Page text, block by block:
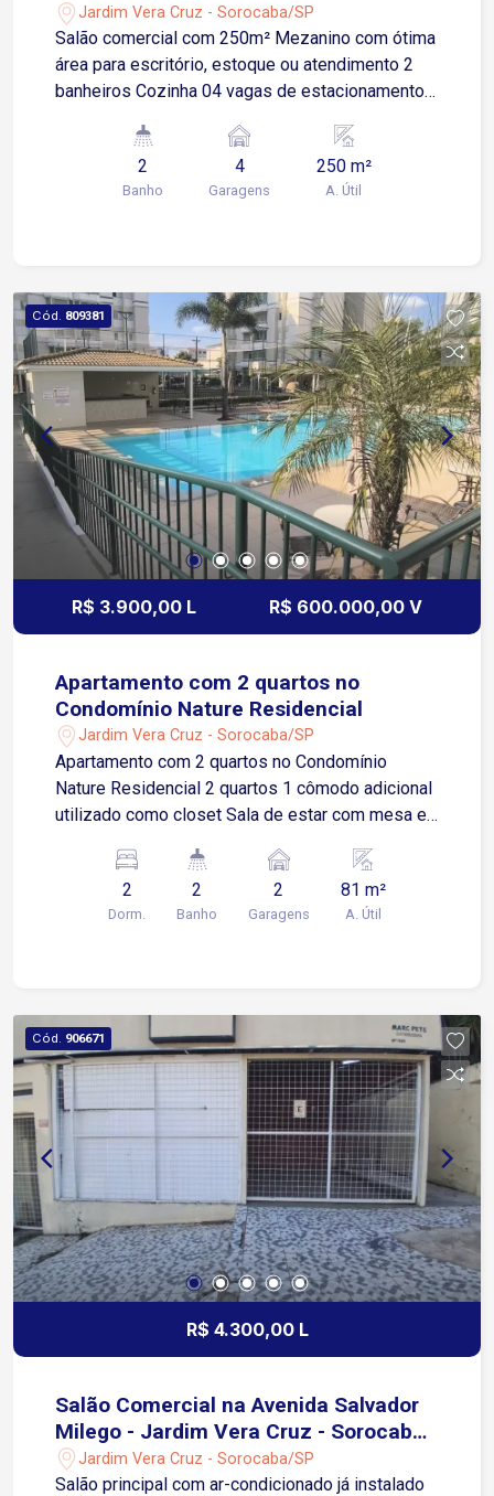
Jardim Vera Cruz - Sorocaba/SP
Salão comercial com 250m² Mezanino com ótima
área para escritório, estoque ou atendimento 2
banheiros Cozinha 04 vagas de estacionamento
visibilidade para exposição da marca Localização
privilegiada na Avenida Doutor Armando
Pannunzio A menos de 200 metros das Avenidas
Avenida Doutor Afonso Vergueiro Ideal para lojas,
escritórios, clínicas, academias, assistência
técnica, showroom, distribuidoras e diversos
tipos de negócio
2
Banho
4
Garagens
250 m²
A. Útil
Cód. 809381
R$ 3.900,00 L R$ 600.000,00 V
Apartamento com 2 quartos no
Condomínio Nature Residencial
Jardim Vera Cruz - Sorocaba/SP
Apartamento com 2 quartos no Condomínio
Nature Residencial 2 quartos 1 cômodo adicional
utilizado como closet Sala de estar com mesa e
com triturador Área de serviços Banheiro social 2
vagas de garagem cobertas Imóvel funcional,
com ótimo aproveitamento de espaço, ideal para
Tavares Aproximadamente 15 minutos do
Shopping Iguatemi Esplanada Região com ampla
infraestrutura Próximo a supermercados,
restaurantes, farmácias, bancos e diversos
comércios Excelente mobilidade para diferentes
pontos da cidade Ótima opção para quem busca
comodidade em imóvel para aluguel Condomínio
Portaria 24 horas 3 salões de festas Salão de
jogos Academia Churrasqueiras Espaço mulher e
sala de massagem Espaço zen Pista de
caminhada Piscinas adulto e infantil Espaço kids
2
Dorm.
2
Banho
2
Garagens
81 m²
A. Útil
Cód. 906671
R$ 4.300,00 L
Salão Comercial na Avenida Salvador
Milego - Jardim Vera Cruz - Sorocaba
SPJardim Vera Cruz - Sorocaba/SP
Salão principal com ar-condicionado já instalado